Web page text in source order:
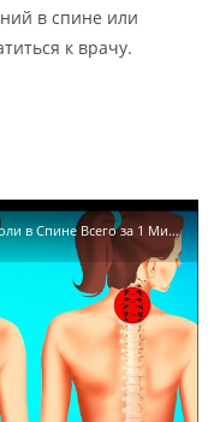
в спине или
к врачу.
Упражнения на Растяжку Для Уменьшения Боли в Спине Всего за 1 Минуту